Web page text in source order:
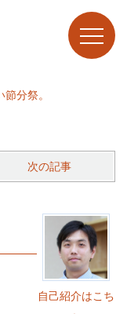
分祭。
次の記事
自己紹介はこち